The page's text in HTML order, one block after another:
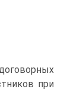
при